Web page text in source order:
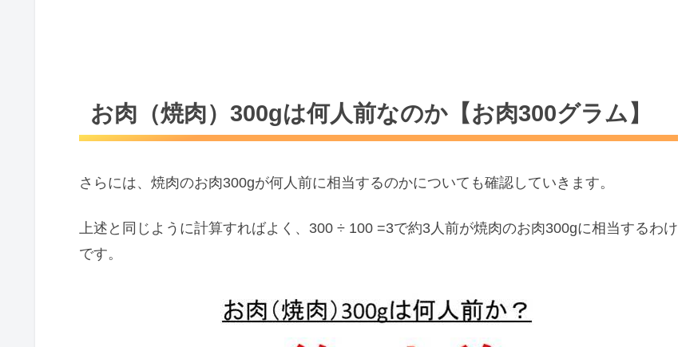
お肉（焼肉）300gは何人前なのか【お肉300グラム】
さらには、焼肉のお肉300gが何人前に相当するのかについても確認していきます。
上述と同じように計算すればよく、300 ÷ 100 =3で約3人前が焼肉のお肉300gに相当するわけ
です。